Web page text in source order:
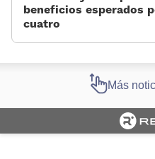
beneficios esperados
cuatro
Más